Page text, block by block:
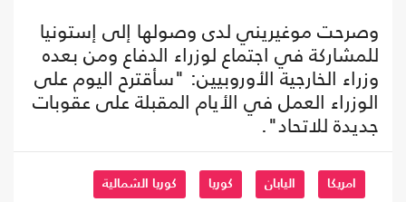
وصرحت موغيريني لدى وصولها إلى إستونيا
للمشاركة في اجتماع لوزراء الدفاع ومن بعده
وزراء الخارجية الأوروبيين: "سأقترح اليوم على
الوزراء العمل في الأيام المقبلة على عقوبات
جديدة للاتحاد".
امريكا اليابان كوريا كوريا الشمالية